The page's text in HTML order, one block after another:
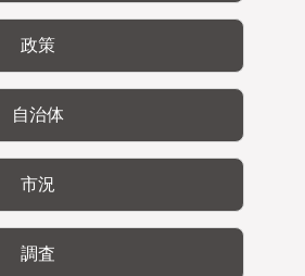
政策
自治体
市況
調査